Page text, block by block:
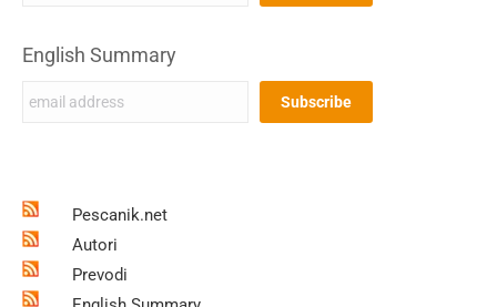
English Summary
Pescanik.net
Autori
Prevodi